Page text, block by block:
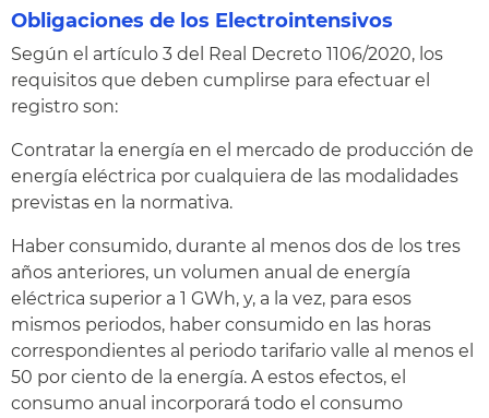
Obligaciones de los Electrointensivos
Según el artículo 3 del Real Decreto 1106/2020, los
requisitos que deben cumplirse para efectuar el
registro son:
Contratar la energía en el mercado de producción de
energía eléctrica por cualquiera de las modalidades
previstas en la normativa.
Haber consumido, durante al menos dos de los tres
años anteriores, un volumen anual de energía
eléctrica superior a 1 GWh, y, a la vez, para esos
mismos periodos, haber consumido en las horas
correspondientes al periodo tarifario valle al menos el
50 por ciento de la energía. A estos efectos, el
consumo anual incorporará todo el consumo